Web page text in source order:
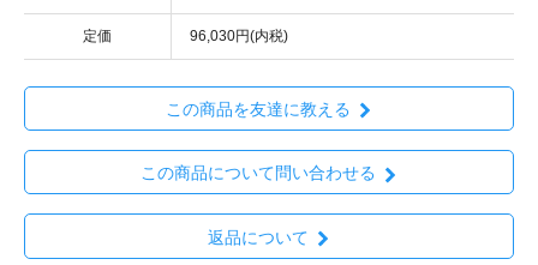
定価 96,030円(内税)
この商品を友達に教える
この商品について問い合わせる
返品について